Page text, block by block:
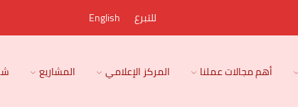
للتبرع English
أهم مجالات عملنا المركز الإعلامي المشاريع